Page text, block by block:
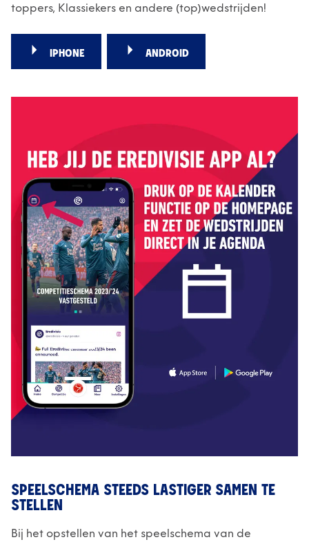
toppers, Klassiekers en andere (top)wedstrijden!
IPHONE ANDROID
SPEELSCHEMA STEEDS LASTIGER SAMEN TE
STELLEN
Bij het opstellen van het speelschema van de